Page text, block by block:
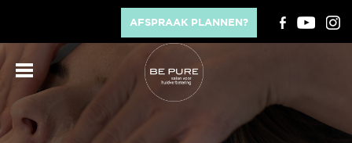
AFSPRAAK PLANNEN?